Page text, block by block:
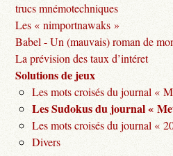
trucs mnémotechniques
Les « nimportnawaks »
Babel - Un (mauvais) roman de
La prévision des taux d’intéret
Solutions de jeux
Les mots croisés du journal «
Les Sudokus du journal «
Les mots croisés du journal «
Divers